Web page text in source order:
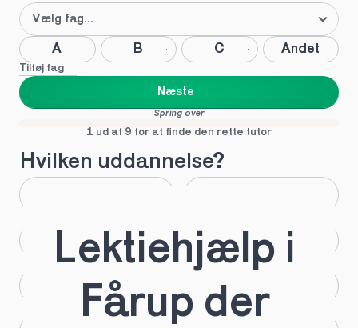
A B C Andet
Tilføj fag
Næste
Spring over
1 ud af 9 for at finde den rette tutor
Hvilken uddannelse?
HTX HF
IB
Lektiehjælp i
Fårup der